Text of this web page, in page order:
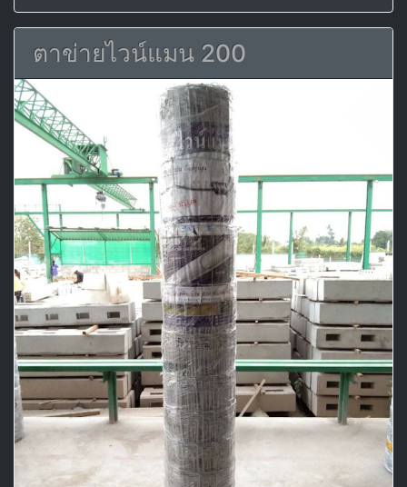
ตาข่ายไวน์แมน 200